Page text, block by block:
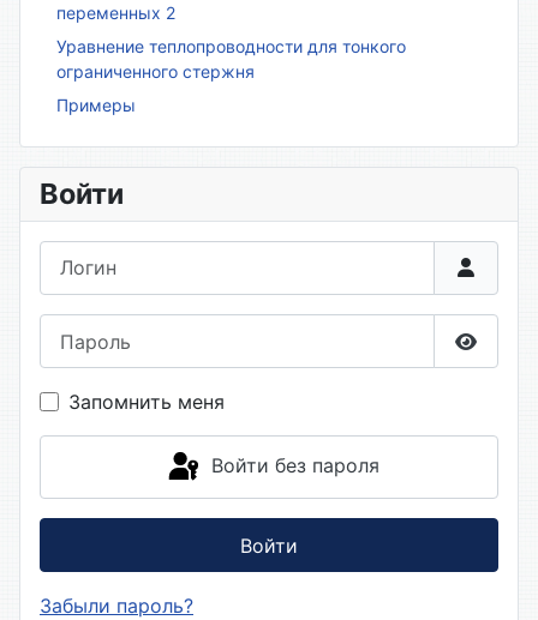
переменных 2
Уравнение теплопроводности для тонкого
ограниченного стержня
Примеры
Войти
Запомнить меня
Войти без пароля
Войти
Забыли пароль?